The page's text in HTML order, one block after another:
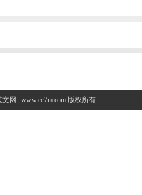
文网 www.cc7m.com 版权所有